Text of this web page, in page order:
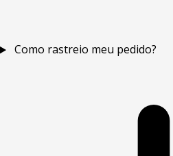
Como rastreio meu pedido?